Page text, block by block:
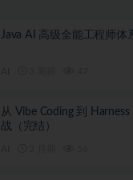
Java AI 高级全能工程师体
从 Vibe Coding 到
战（完结）